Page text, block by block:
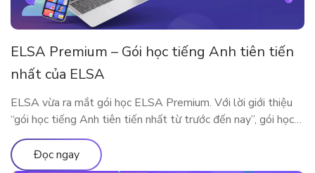
ELSA Premium – Gói học tiếng Anh tiên tiến
nhất của ELSA
ELSA vừa ra mắt gói học ELSA Premium. Với lời giới thiệu
“gói học tiếng Anh tiên tiến nhất từ trước đến nay”, gói học
này bao gồm những gì?
Đọc ngay